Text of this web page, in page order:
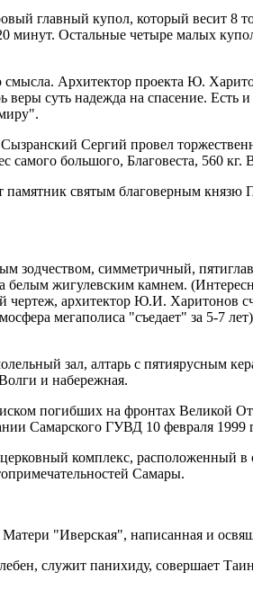
главный купол, который весит
минут. Остальные четыре малых
Архитектор проекта Ю.
суть надежда на спасение. Есть
Сергий провел
большого, Благовеста, 560
святым благоверным
зодчеством, симметричный,
жигулевским камнем.
чертеж, архитектор Ю.И.
мегаполиса "съедает" за 5-7
зал, алтарь с пятиярусным
и набережная.
погибших на фронтах Великой
Самарского ГУВД 10 февраля 1999
комплекс, расположенный
Самары.
"Иверская", написанная и
служит панихиду, совершает